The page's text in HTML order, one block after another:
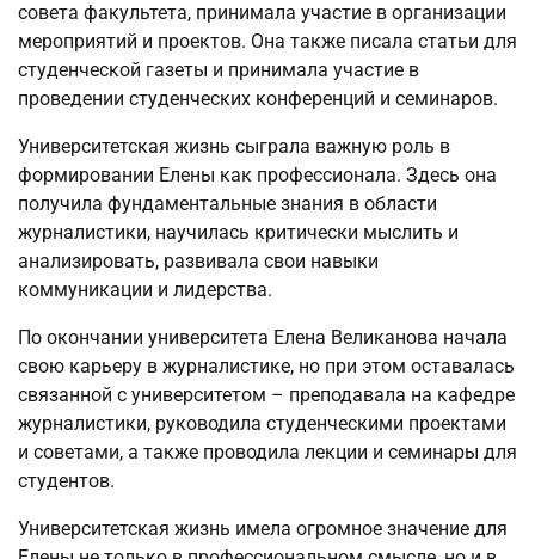
совета факультета, принимала участие в организации
мероприятий и проектов. Она также писала статьи для
студенческой газеты и принимала участие в
проведении студенческих конференций и семинаров.
Университетская жизнь сыграла важную роль в
формировании Елены как профессионала. Здесь она
получила фундаментальные знания в области
журналистики, научилась критически мыслить и
анализировать, развивала свои навыки
коммуникации и лидерства.
По окончании университета Елена Великанова начала
свою карьеру в журналистике, но при этом оставалась
связанной с университетом – преподавала на кафедре
журналистики, руководила студенческими проектами
и советами, а также проводила лекции и семинары для
студентов.
Университетская жизнь имела огромное значение для